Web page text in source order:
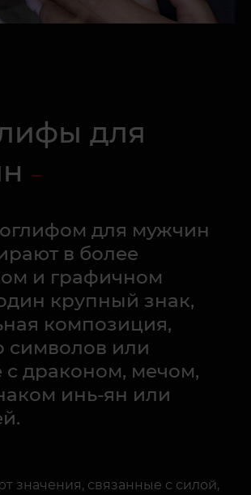
для
для мужчин
в более
и графичном
крупный знак,
композиция,
символов или
с драконом, мечом,
инь-ян или
значения, связанные с силой,